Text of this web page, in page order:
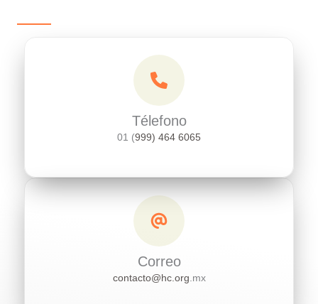
Télefono
01 (999) 464 6065
Correo
contacto@hc.org.mx